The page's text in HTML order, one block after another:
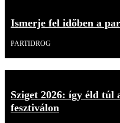
Ismerje fel időben a
PARTIDROG
Sziget 2026: így éld túl
fesztiválon